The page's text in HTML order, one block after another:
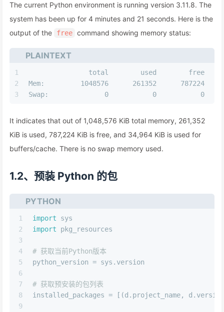
The current Python environment is running version 3.11.8. The
system has been up for 4 minutes and 21 seconds. Here is the
output of the
free command showing memory status:
PLAINTEXT
1
2
3
total        used        free
Mem:         1048576      261352      787224
Swap:              0           0           0
It indicates that out of 1,048,576 KiB total memory, 261,352
KiB is used, 787,224 KiB is free, and 34,964 KiB is used for
buffers/cache. There is no swap memory used.
1.2、预装 Python 的包
PYTHON
1
2
3
4
5
6
7
8
9
import sys
import pkg_resources
# 获取当前Python版本
python_version = sys.version
# 获取预安装的包列表
installed_packages = [(d.project_name,